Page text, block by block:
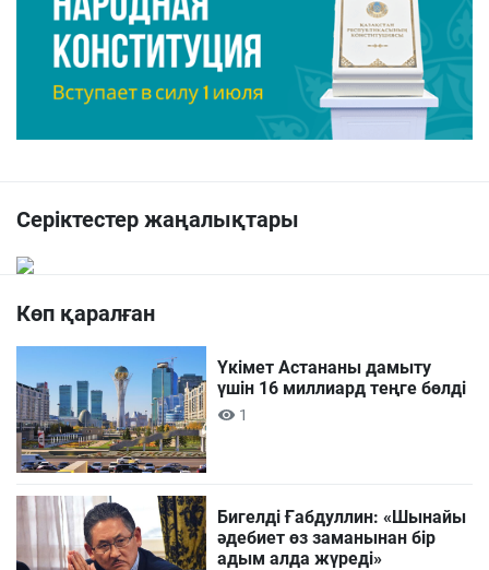
Серіктестер жаңалықтары
Көп қаралған
Үкімет Астананы дамыту
үшін 16 миллиард теңге бөлді
1
Бигелді Ғабдуллин: «Шынайы
әдебиет өз заманынан бір
адым алда жүреді»